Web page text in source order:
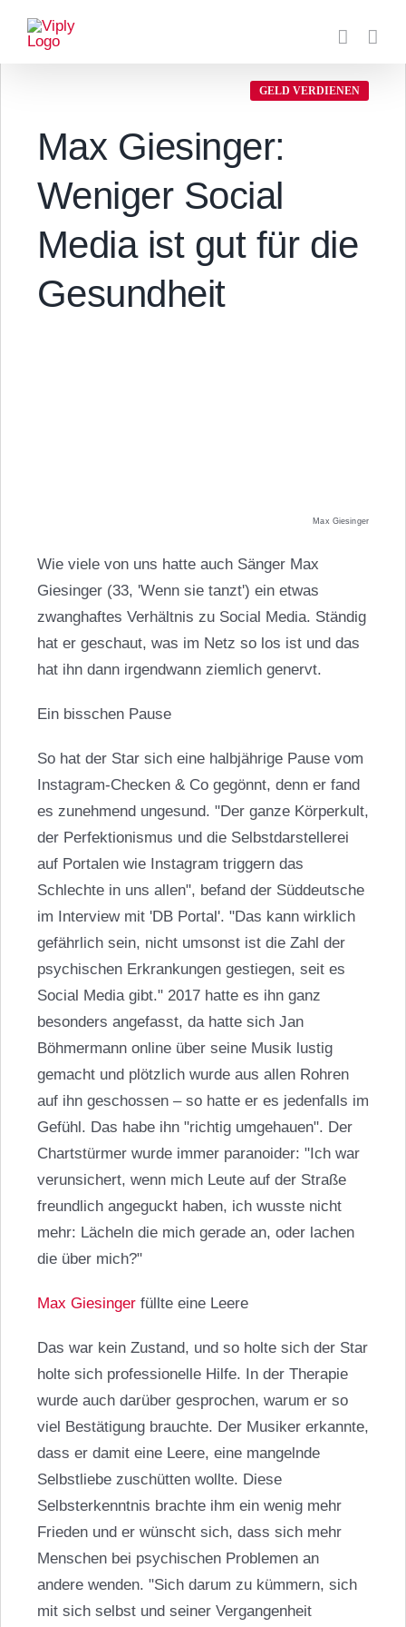
Inhalt
springen
GELD VERDIENEN
Max Giesinger:
Weniger Social
Media ist gut für die
Gesundheit
Max Giesinger
Wie viele von uns hatte auch Sänger Max
Giesinger (33, 'Wenn sie tanzt') ein etwas
zwanghaftes Verhältnis zu Social Media. Ständig
hat er geschaut, was im Netz so los ist und das
hat ihn dann irgendwann ziemlich genervt.
Ein bisschen Pause
So hat der Star sich eine halbjährige Pause vom
Instagram-Checken & Co gegönnt, denn er fand
es zunehmend ungesund. "Der ganze Körperkult,
der Perfektionismus und die Selbstdarstellerei
auf Portalen wie Instagram triggern das
Schlechte in uns allen", befand der Süddeutsche
im Interview mit 'DB Portal'. "Das kann wirklich
gefährlich sein, nicht umsonst ist die Zahl der
psychischen Erkrankungen gestiegen, seit es
Social Media gibt." 2017 hatte es ihn ganz
besonders angefasst, da hatte sich Jan
Böhmermann online über seine Musik lustig
gemacht und plötzlich wurde aus allen Rohren
auf ihn geschossen – so hatte er es jedenfalls im
Gefühl. Das habe ihn "richtig umgehauen". Der
Chartstürmer wurde immer paranoider: "Ich war
verunsichert, wenn mich Leute auf der Straße
freundlich angeguckt haben, ich wusste nicht
mehr: Lächeln die mich gerade an, oder lachen
die über mich?"
Max Giesingerfüllte eine Leere
Das war kein Zustand, und so holte sich der Star
holte sich professionelle Hilfe. In der Therapie
wurde auch darüber gesprochen, warum er so
viel Bestätigung brauchte. Der Musiker erkannte,
dass er damit eine Leere, eine mangelnde
Selbstliebe zuschütten wollte. Diese
Selbsterkenntnis brachte ihm ein wenig mehr
Frieden und er wünscht sich, dass sich mehr
Menschen bei psychischen Problemen an
andere wenden. "Sich darum zu kümmern, sich
mit sich selbst und seiner Vergangenheit